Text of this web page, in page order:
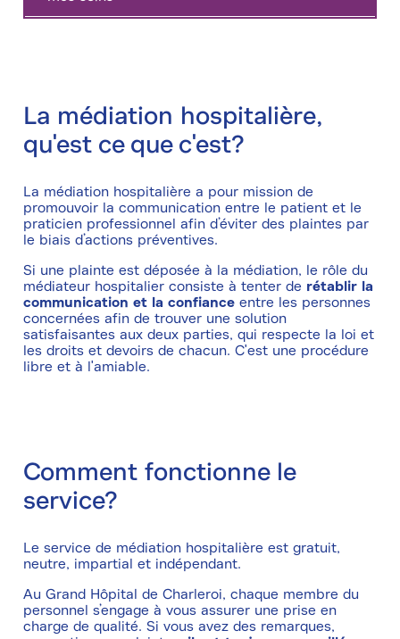
La médiation hospitalière,
qu'est ce que c'est?
La médiation hospitalière a pour mission de
promouvoir la communication entre le patient et le
praticien professionnel afin d’éviter des plaintes par
le biais d’actions préventives.
Si une plainte est déposée à la médiation, le rôle du
médiateur hospitalier consiste à tenter de rétablir la
communication et la confianceentre les personnes
concernées afin de trouver une solution
satisfaisantes aux deux parties, qui respecte la loi et
les droits et devoirs de chacun. C'est une procédure
libre et à l'amiable.
Comment fonctionne le
service?
Le service de médiation hospitalière est gratuit,
neutre, impartial et indépendant.
Au Grand Hôpital de Charleroi, chaque membre du
personnel s’engage à vous assurer une prise en
charge de qualité. Si vous avez des remarques,